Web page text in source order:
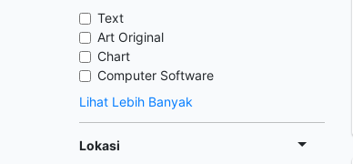
Text
Art Original
Chart
Computer Software
Lihat Lebih Banyak
Lokasi